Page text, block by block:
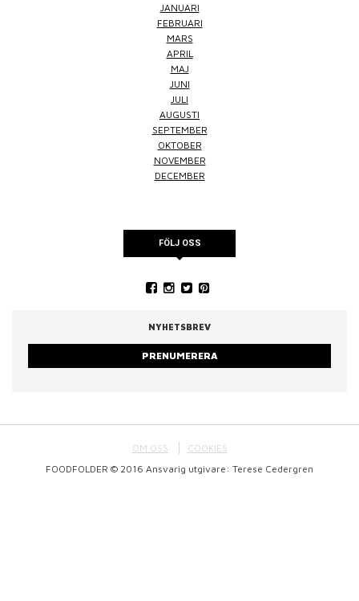
JANUARI
FEBRUARI
MARS
APRIL
MAJ
JUNI
JULI
AUGUSTI
SEPTEMBER
OKTOBER
NOVEMBER
DECEMBER
FÖLJ OSS
NYHETSBREV
PRENUMERERA
OM OSS
COOKIES
FOODFOLDER © 2016 Ansvarig utgivare: Terese Cedergren